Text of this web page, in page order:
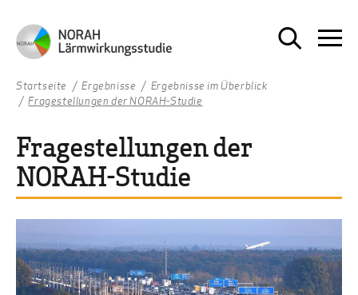
Startseite Ergebnisse
Ergebnisse im Überblick
Fragestellungen der NORAH-Studie
Fragestellungen der
NORAH-Studie